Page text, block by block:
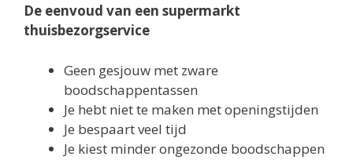
De eenvoud van een supermarkt
thuisbezorgservice
Geen gesjouw met zware
boodschappentassen
Je hebt niet te maken met openingstijden
Je bespaart veel tijd
Je kiest minder ongezonde boodschappen